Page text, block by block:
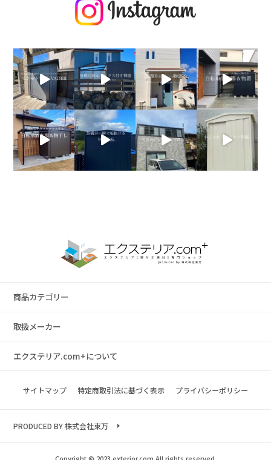
商品カテゴリー
取扱メーカー
エクステリア.com+について
サイトマップ 特定商取引法に基づく表示 プライバシーポリシー
PRODUCED BY 株式会社東万